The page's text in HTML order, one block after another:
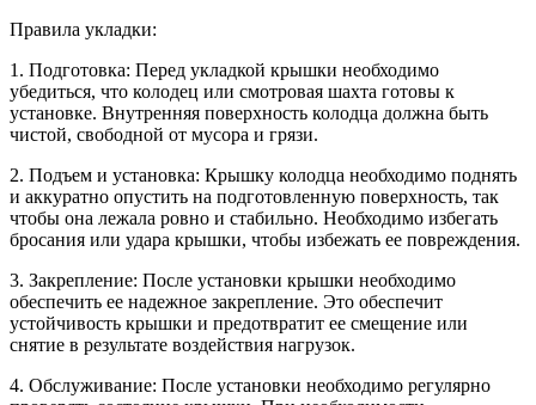
Правила укладки:
1. Подготовка: Перед укладкой крышки необходимо
убедиться, что колодец или смотровая шахта готовы к
установке. Внутренняя поверхность колодца должна быть
чистой, свободной от мусора и грязи.
2. Подъем и установка: Крышку колодца необходимо поднять
и аккуратно опустить на подготовленную поверхность, так
чтобы она лежала ровно и стабильно. Необходимо избегать
бросания или удара крышки, чтобы избежать ее повреждения.
3. Закрепление: После установки крышки необходимо
обеспечить ее надежное закрепление. Это обеспечит
устойчивость крышки и предотвратит ее смещение или
снятие в результате воздействия нагрузок.
4. Обслуживание: После установки необходимо регулярно